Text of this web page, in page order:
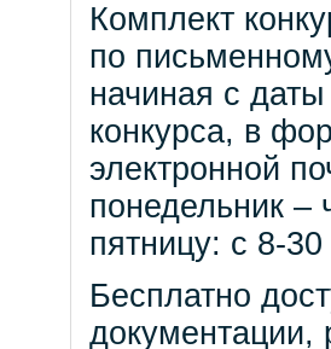
Комплект
по
начиная с
конкурса, в
электронной
понедельник –
пятницу: с 8-
Бесплатно